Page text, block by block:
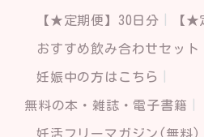
【★定期便】30日分 【★
おすすめ飲み合わせセット
妊娠中の方はこちら
無料の本・雑誌・電子書籍
妊活フリーマガジン(無料)